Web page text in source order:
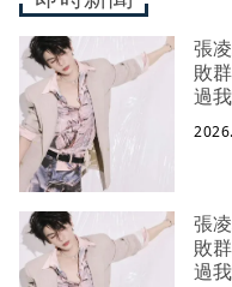
張
敗
過
張
敗
過